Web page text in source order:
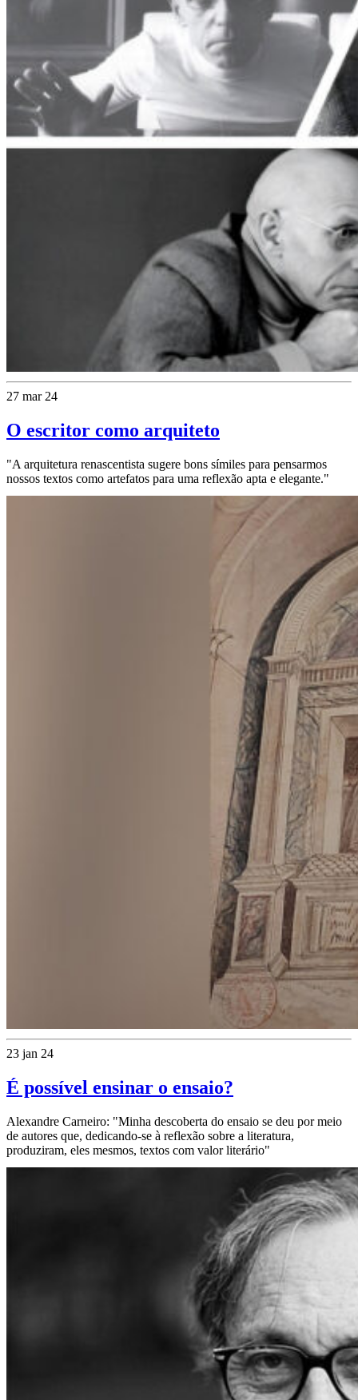
27 mar 24
O escritor como arquiteto
"A arquitetura renascentista sugere bons símiles para pensarmos
nossos textos como artefatos para uma reflexão apta e elegante."
23 jan 24
É possível ensinar o ensaio?
Alexandre Carneiro: "Minha descoberta do ensaio se deu por meio
de autores que, dedicando-se à reflexão sobre a literatura,
produziram, eles mesmos, textos com valor literário"